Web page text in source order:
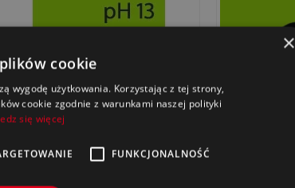
Szybki podgląd
×
cookie
wygodę użytkowania. Korzystając z tej strony,
cookie zgodnie z warunkami naszej polityki
się więcej
FUNKCJONALNOŚĆ